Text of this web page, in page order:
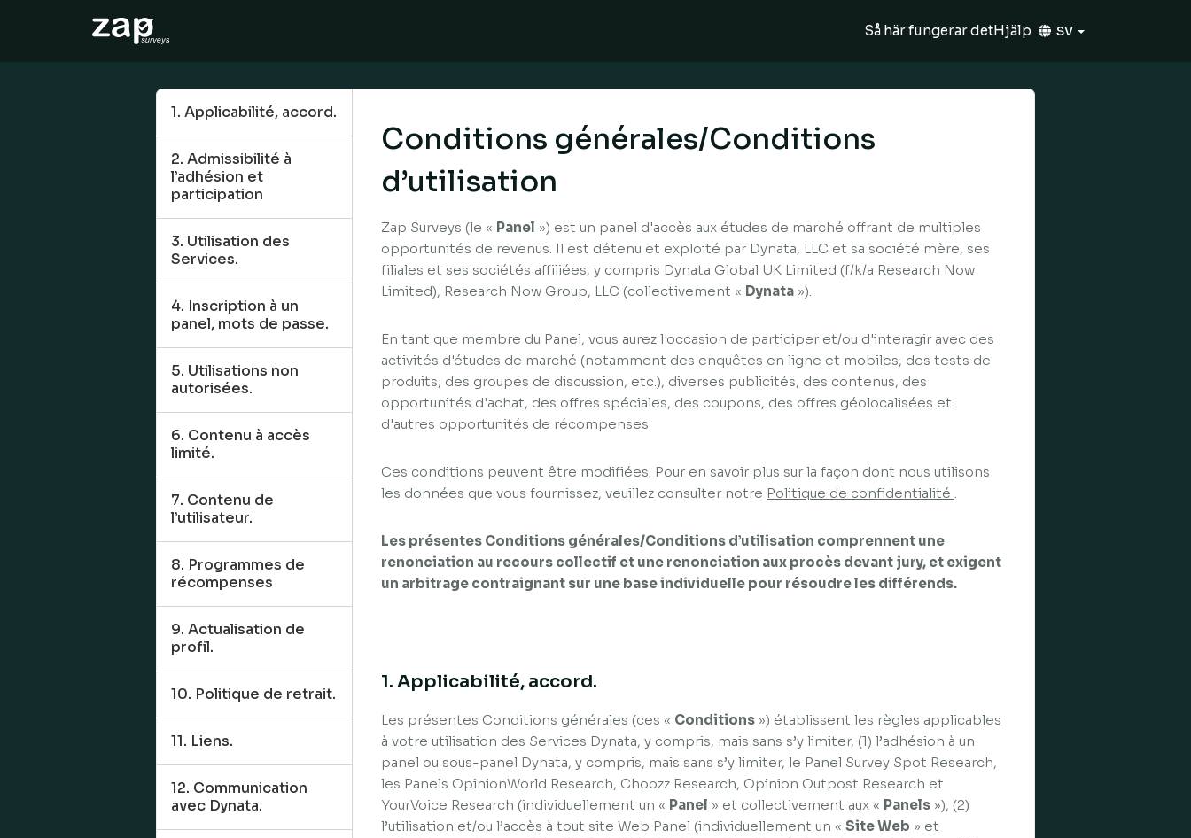
Så här fungerar detHjälp SV
1. Applicabilité, accord.
2. Admissibilité à
l’adhésion et
participation
3. Utilisation des
Services.
4. Inscription à un
panel, mots de passe.
5. Utilisations non
autorisées.
6. Contenu à accès
limité.
7. Contenu de
l’utilisateur.
8. Programmes de
récompenses
9. Actualisation de
profil.
10. Politique de retrait.
11. Liens.
12. Communication
avec Dynata.
Conditions générales/Conditions
d’utilisation
Zap Surveys (le « Panel ») est un panel d'accès aux études de marché offrant de multiples
opportunités de revenus. Il est détenu et exploité par Dynata, LLC et sa société mère, ses
filiales et ses sociétés affiliées, y compris Dynata Global UK Limited (f/k/a Research Now
Limited), Research Now Group, LLC (collectivement « Dynata »).
En tant que membre du Panel, vous aurez l'occasion de participer et/ou d'interagir avec des
activités d'études de marché (notamment des enquêtes en ligne et mobiles, des tests de
produits, des groupes de discussion, etc.), diverses publicités, des contenus, des
opportunités d'achat, des offres spéciales, des coupons, des offres géolocalisées et
d'autres opportunités de récompenses.
Ces conditions peuvent être modifiées. Pour en savoir plus sur la façon dont nous utilisons
les données que vous fournissez, veuillez consulter notre Politique de confidentialité .
Les présentes Conditions générales/Conditions d’utilisation comprennent une
renonciation au recours collectif et une renonciation aux procès devant jury, et exigent
un arbitrage contraignant sur une base individuelle pour résoudre les différends.
1. Applicabilité, accord.
Les présentes Conditions générales (ces « Conditions ») établissent les règles applicables
à votre utilisation des Services Dynata, y compris, mais sans s’y limiter, (1) l’adhésion à un
panel ou sous-panel Dynata, y compris, mais sans s’y limiter, le Panel Survey Spot Research,
les Panels OpinionWorld Research, Choozz Research, Opinion Outpost Research et
YourVoice Research (individuellement un « Panel » et collectivement aux « Panels »), (2)
l’utilisation et/ou l’accès à tout site Web Panel (individuellement un « Site Web » et